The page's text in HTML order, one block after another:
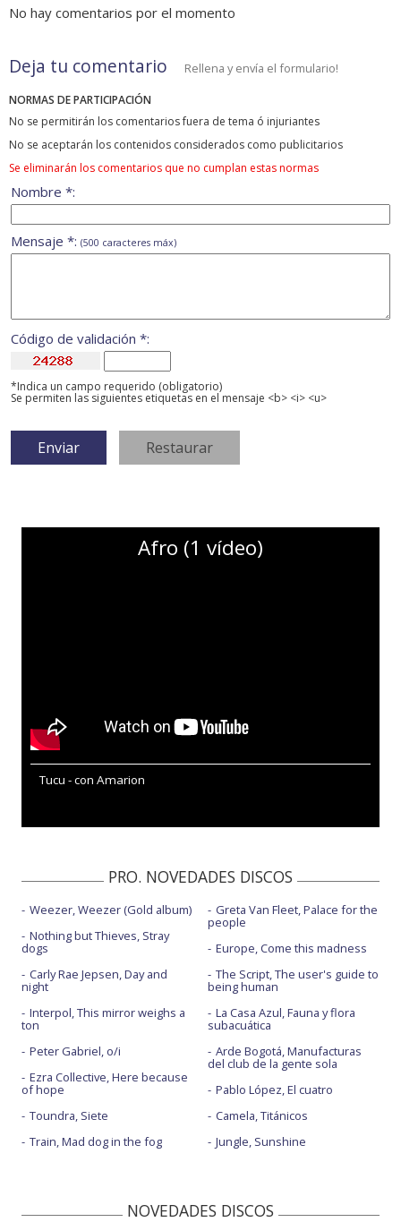
No hay comentarios por el momento
Deja tu comentario Rellena y envía el formulario!
NORMAS DE PARTICIPACIÓN
No se permitirán los comentarios fuera de tema ó injuriantes
No se aceptarán los contenidos considerados como publicitarios
Se eliminarán los comentarios que no cumplan estas normas
Nombre *:
Mensaje *: (500 caracteres máx)
Código de validación *:
*Indica un campo requerido (obligatorio)
Se permiten las siguientes etiquetas en el mensaje <b> <i> <u>
Afro (1 vídeo)
Tucu - con Amarion
PRO. NOVEDADES DISCOS
Weezer, Weezer (Gold album)
Nothing but Thieves, Stray
dogs
Carly Rae Jepsen, Day and
night
Interpol, This mirror weighs a
ton
Peter Gabriel, o/i
Ezra Collective, Here because
of hope
Toundra, Siete
Train, Mad dog in the fog
Greta Van Fleet, Palace for the
people
Europe, Come this madness
The Script, The user's guide to
being human
La Casa Azul, Fauna y flora
subacuática
Arde Bogotá, Manufacturas
del club de la gente sola
Pablo López, El cuatro
Camela, Titánicos
Jungle, Sunshine
NOVEDADES DISCOS